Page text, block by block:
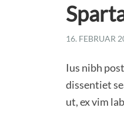
16. FEBRUAR
Ius nibh
dissentiet
ut, ex vim